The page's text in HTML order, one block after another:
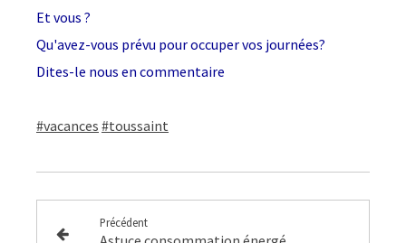
Et vous ?
Qu'avez-vous prévu pour occuper vos journées?
Dites-le nous en commentaire
#vacances #toussaint
Précédent